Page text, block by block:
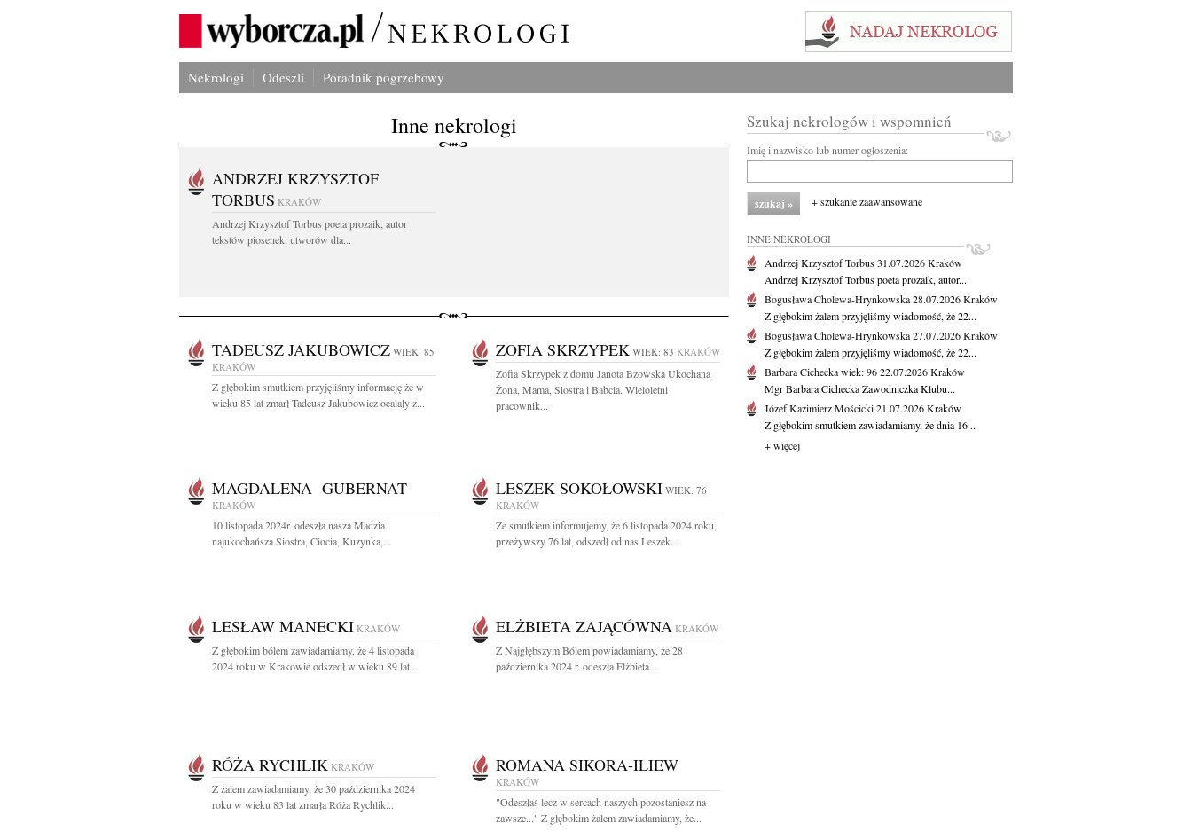
Nekrologi Odeszli Poradnik pogrzebowy
Inne nekrologi
ANDRZEJ KRZYSZTOF
TORBUS KRAKÓW
Andrzej Krzysztof Torbus poeta prozaik, autor
tekstów piosenek, utworów dla...
TADEUSZ JAKUBOWICZ WIEK: 85
KRAKÓW
Z głębokim smutkiem przyjęliśmy informację że w
wieku 85 lat zmarł Tadeusz Jakubowicz ocalały z...
ZOFIA SKRZYPEK WIEK: 83 KRAKÓW
Zofia Skrzypek z domu Janota Bzowska Ukochana
Żona, Mama, Siostra i Babcia. Wieloletni
pracownik...
MAGDALENA GUBERNAT
KRAKÓW
10 listopada 2024r. odeszła nasza Madzia
najukochańsza Siostra, Ciocia, Kuzynka,...
LESZEK SOKOŁOWSKI WIEK: 76
KRAKÓW
Ze smutkiem informujemy, że 6 listopada 2024 roku,
przeżywszy 76 lat, odszedł od nas Leszek...
LESŁAW MANECKI KRAKÓW
Z głębokim bólem zawiadamiamy, że 4 listopada
2024 roku w Krakowie odszedł w wieku 89 lat...
ELŻBIETA ZAJĄCÓWNA KRAKÓW
Z Najgłębszym Bólem powiadamiamy, że 28
października 2024 r. odeszła Elżbieta...
RÓŻA RYCHLIK KRAKÓW
Z żalem zawiadamiamy, że 30 października 2024
roku w wieku 83 lat zmarła Róża Rychlik...
ROMANA SIKORA-ILIEW
KRAKÓW
"Odeszłaś lecz w sercach naszych pozostaniesz na
zawsze..." Z głębokim żalem zawiadamiamy, że...
Szukaj nekrologów i wspomnień
Imię i nazwisko lub numer ogłoszenia:
+ szukanie zaawansowane
INNE NEKROLOGI
Andrzej Krzysztof Torbus31.07.2026Kraków
Andrzej Krzysztof Torbus poeta prozaik, autor...
Bogusława Cholewa-Hrynkowska28.07.2026Kraków
Z głębokim żalem przyjęliśmy wiadomość, że 22...
Bogusława Cholewa-Hrynkowska27.07.2026Kraków
Z głębokim żalem przyjęliśmy wiadomość, że 22...
Barbara Cicheckawiek: 9622.07.2026Kraków
Mgr Barbara Cichecka Zawodniczka Klubu...
Józef Kazimierz Mościcki21.07.2026Kraków
Z głębokim smutkiem zawiadamiamy, że dnia 16...
+ więcej